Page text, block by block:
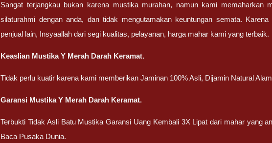
Sangat terjangkau bukan karena mustika murahan, namun kami memaharkan
silaturahmi dengan anda, dan tidak mengutamakan keuntungan semata.
penjual lain, Insyaallah dari segi kualitas, pelayanan, harga mahar kami yang terbaik.
Keaslian Mustika Y Merah Darah Keramat.
Tidak perlu kuatir karena kami memberikan Jaminan 100% Asli, Dijamin Natural
Garansi Mustika Y Merah Darah Keramat.
Terbukti Tidak Asli Batu Mustika Garansi Uang Kembali 3X Lipat dari mahar yang
Baca Pusaka Dunia.